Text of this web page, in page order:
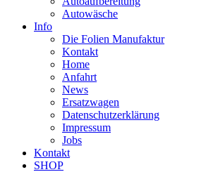
Autowäsche
Info
Die Folien Manufaktur
Kontakt
Home
Anfahrt
News
Ersatzwagen
Datenschutzerklärung
Impressum
Jobs
Kontakt
SHOP